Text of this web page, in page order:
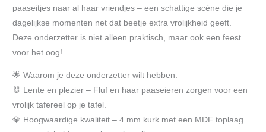
paaseitjes naar al haar vriendjes – een schattige scène die je
dagelijkse momenten net dat beetje extra vrolijkheid geeft.
Deze onderzetter is niet alleen praktisch, maar ook een feest
voor het oog!
🌟 Waarom je deze onderzetter wilt hebben:
🐰 Lente en plezier – Fluf en haar paaseieren zorgen voor een
vrolijk tafereel op je tafel.
💎 Hoogwaardige kwaliteit – 4 mm kurk met een MDF toplaag